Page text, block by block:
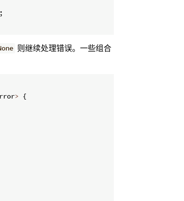
;
则继续处理错误。一些组合
> {